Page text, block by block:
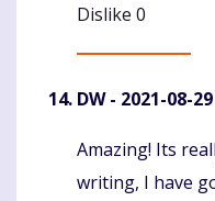
Dislike 0
DW- 2021-08-
Komentaras
Amazing! Its
writing, I have